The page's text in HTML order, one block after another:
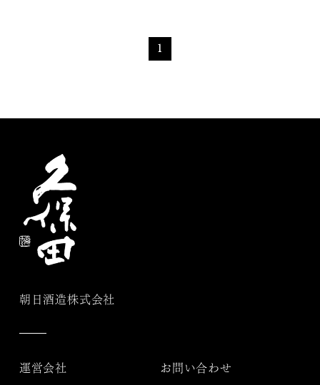
1
朝日酒造株式会社
運営会社 お問い合わせ